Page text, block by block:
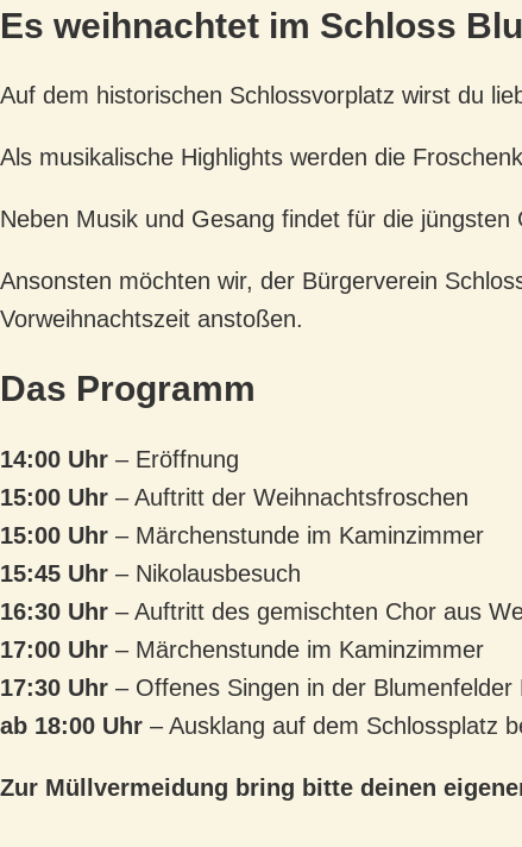
Es weihnachtet im Schloss
Auf dem historischen Schlossvorplatz wirst du
Als musikalische Highlights werden die
Neben Musik und Gesang findet für die
Ansonsten möchten wir, der Bürgerverein
Vorweihnachtszeit anstoßen.
Das Programm
14:00 Uhr – Eröffnung
15:00 Uhr – Auftritt der Weihnachtsfroschen
15:00 Uhr – Märchenstunde im Kaminzimmer
15:45 Uhr – Nikolausbesuch
16:30 Uhr – Auftritt des gemischten Chor aus
17:00 Uhr – Märchenstunde im Kaminzimmer
17:30 Uhr – Offenes Singen in der Blumenfelder
ab 18:00 Uhr – Ausklang auf dem Schlossplatz
Zur Müllvermeidung bring bitte deinen